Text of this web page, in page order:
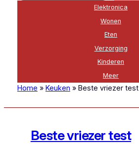
Elektronica
Wonen
Eten
Verzorging
Kinderen
Meer
Home » Keuken »Beste vriezer test
Beste vriezer test